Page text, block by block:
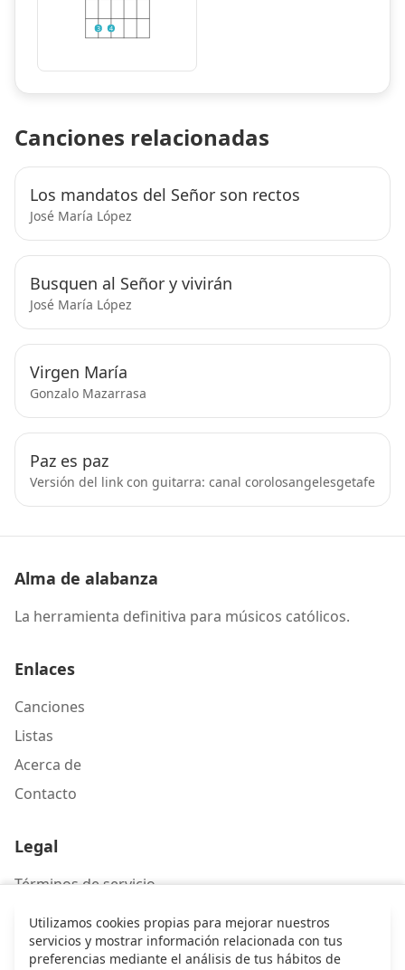
3 4
Canciones relacionadas
Los mandatos del Señor son rectos
José María López
Busquen al Señor y vivirán
José María López
Virgen María
Gonzalo Mazarrasa
Paz es paz
Versión del link con guitarra: canal corolosangelesgetafe
Alma de alabanza
La herramienta definitiva para músicos católicos.
Enlaces
Canciones
Listas
Acerca de
Contacto
Legal
Términos de servicio
Política de privacidad
Contacto
Utilizamos cookies propias para mejorar nuestros
servicios y mostrar información relacionada con tus
preferencias mediante el análisis de tus hábitos de